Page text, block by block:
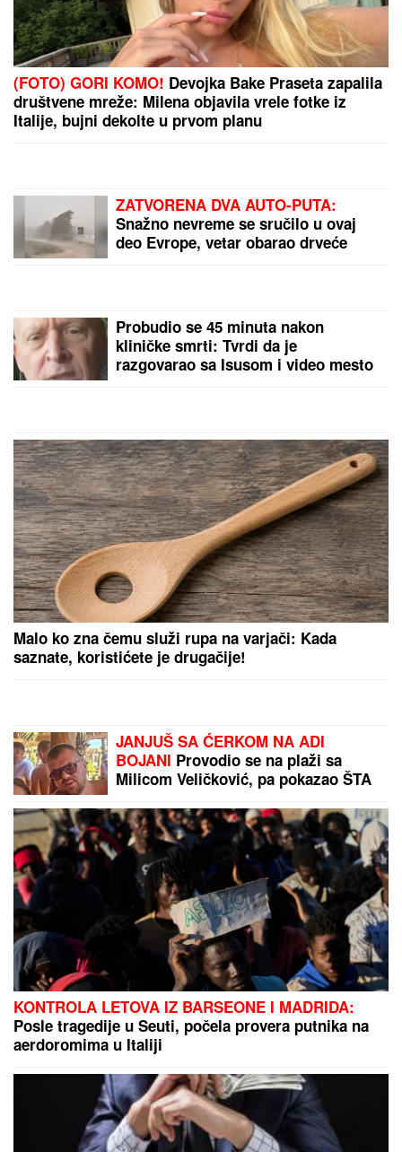
SRPSKOM REPREZENTATIVCU DEMOLIRAN AUTO
(FOTO) SPAKOVALI KOFERE I
OTIŠLI NA EGZOTIČNU
DESTINACIJUOvako Anđela i
Gastoz uživaju nakon pomirenja, ona
puni baterije pred "Elitu 10"
SRBIN UHAPŠEN U CRNOJ GORI
Jurcao auto-putem više od 170
kilometara na sat